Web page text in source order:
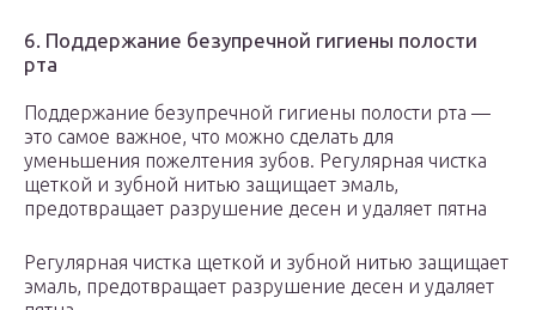
6. Поддержание безупречной гигиены полости
рта
Поддержание безупречной гигиены полости рта —
это самое важное, что можно сделать для
уменьшения пожелтения зубов. Регулярная чистка
щеткой и зубной нитью защищает эмаль,
предотвращает разрушение десен и удаляет пятна
Регулярная чистка щеткой и зубной нитью защищает
эмаль, предотвращает разрушение десен и удаляет